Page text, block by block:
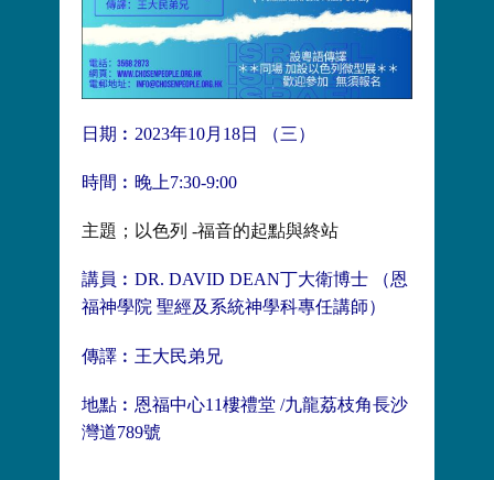
日期︰2023年10月18日 （三）
時間︰晚上7:30-9:00
主題；以色列 -福音的起點與終站
講員︰DR. DAVID DEAN丁大衛博士 （恩
福神學院 聖經及系統神學科專任講師）
傳譯︰王大民弟兄
地點︰恩福中心11樓禮堂 /九龍荔枝角長沙
灣道789號